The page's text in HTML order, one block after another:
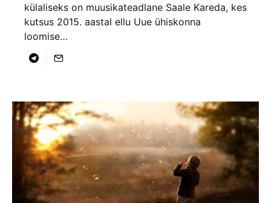
külaliseks on muusikateadlane Saale Kareda, kes
kutsus 2015. aastal ellu Uue ühiskonna
loomise…